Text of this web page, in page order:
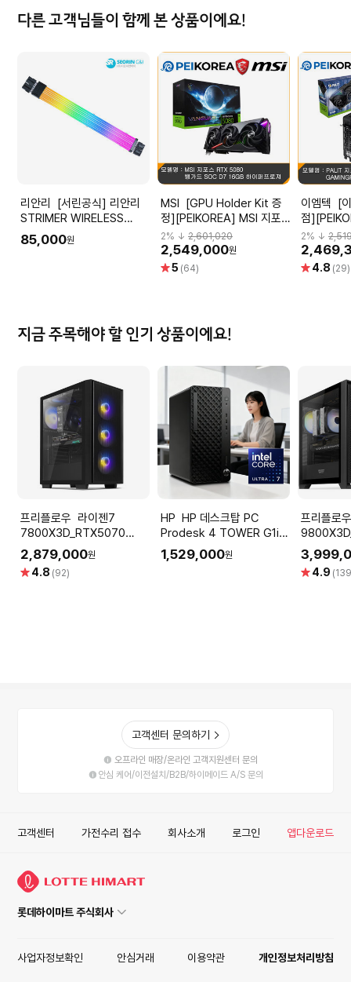
다른 고객님들이 함께 본 상품이에요!
리안리 [서린공식] 리안리
STRIMER WIRELESS
GPU 2x8핀 케이블 (PW8-
1W, 0.34m) 컨트롤러 미포
85,000원
MSI [GPU Holder Kit 증
정][PEIKOREA] MSI 지포
스 RTX 5080 뱅가드 SOC
D7 16GB 하이퍼프로져
2% ↓2,601,020
2,549,000원
별5 (64)
이엠텍 [이엠텍 공식인증
점
포스
엠텍
2% ↓
별 4.8 (29)
지금 주목해야 할 인기 상품이에요!
프리플로우 라이젠7
7800X3D_RTX5070
12GB 컴퓨터본체 (ULTRA
GAMING X7 A57L) AMD
게이밍컴퓨터 조립PC
2,879,000원
별 4.8 (92)
HP HP 데스크탑 PC
Prodesk 4 TOWER G1i
울트라7 265 OS미포함
1,529,000원
프리플로우 라이
퓨터본체
GAMING
AMD 게
별 4.9
고객센터 문의하기
오프라인 매장/온라인 고객지원센터 문의
안심 케어/이전설치/B2B/하이메이드 A/S 문의
고객센터 가전수리 접수 회사소개 로그인 앱다운로드
롯데하이마트 주식회사
사업자정보확인 안심거래 이용약관 개인정보처리방침